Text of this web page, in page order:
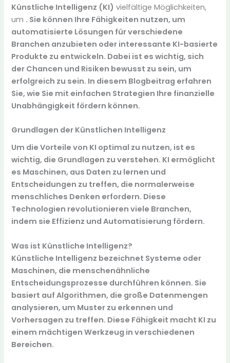
Künstliche Intelligenz (KI) vielfältige Möglichkeiten,
um . Sie können Ihre Fähigkeiten nutzen, um
automatisierte Lösungen für verschiedene
Branchen anzubieten oder interessante KI-basierte
Produkte zu entwickeln. Dabei ist es wichtig, sich
der Chancen und Risiken bewusst zu sein, um
erfolgreich zu sein. In diesem Blogbeitrag erfahren
Sie, wie Sie mit einfachen Strategien Ihre finanzielle
Unabhängigkeit fördern können.
Grundlagen der Künstlichen Intelligenz
Um die Vorteile von KI optimal zu nutzen, ist es
wichtig, die Grundlagen zu verstehen. KI ermöglicht
es Maschinen, aus Daten zu lernen und
Entscheidungen zu treffen, die normalerweise
menschliches Denken erfordern. Diese
Technologien revolutionieren viele Branchen,
indem sie Effizienz und Automatisierung fördern.
Was ist Künstliche Intelligenz?
Künstliche Intelligenz bezeichnet Systeme oder
Maschinen, die menschenähnliche
Entscheidungsprozesse durchführen können. Sie
basiert auf Algorithmen, die große Datenmengen
analysieren, um Muster zu erkennen und
Vorhersagen zu treffen. Diese Fähigkeit macht KI zu
einem mächtigen Werkzeug in verschiedenen
Bereichen.